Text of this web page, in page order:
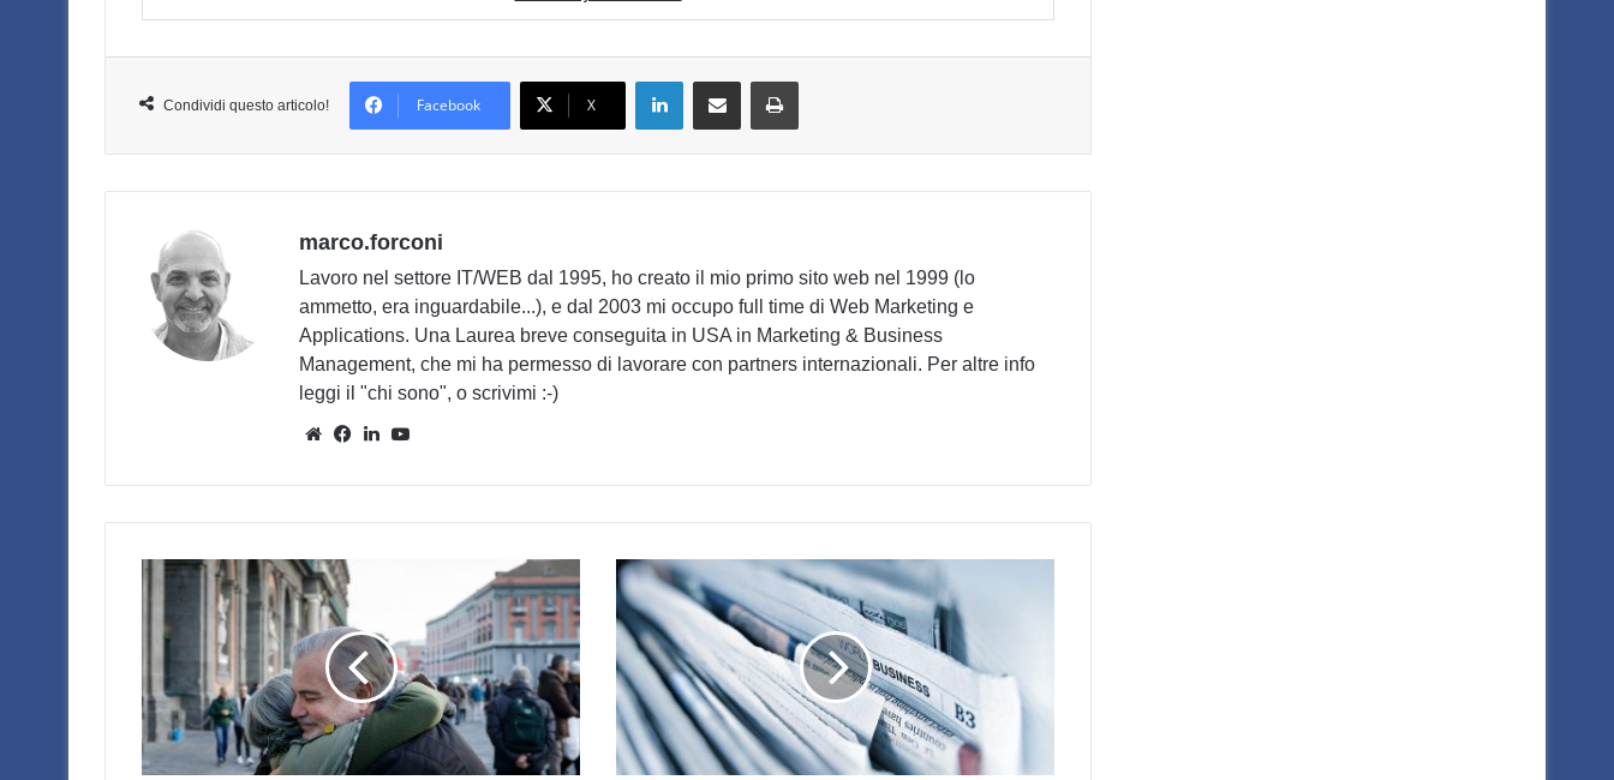
Condividi questo articolo! Facebook X
LinkedInCondividi via email Stampa
marco.forconi
Lavoro nel settore IT/WEB dal 1995, ho creato il mio primo sito web nel 1999 (lo
ammetto, era inguardabile...), e dal 2003 mi occupo full time di Web Marketing e
Applications. Una Laurea breve conseguita in USA in Marketing & Business
Management, che mi ha permesso di lavorare con partners internazionali. Per altre info
leggi il "chi sono", o scrivimi :-)
WebsiteFacebook
LinkedIn
Internet
Social
Covid19
Come
scrivere
un
comunicato
stampa